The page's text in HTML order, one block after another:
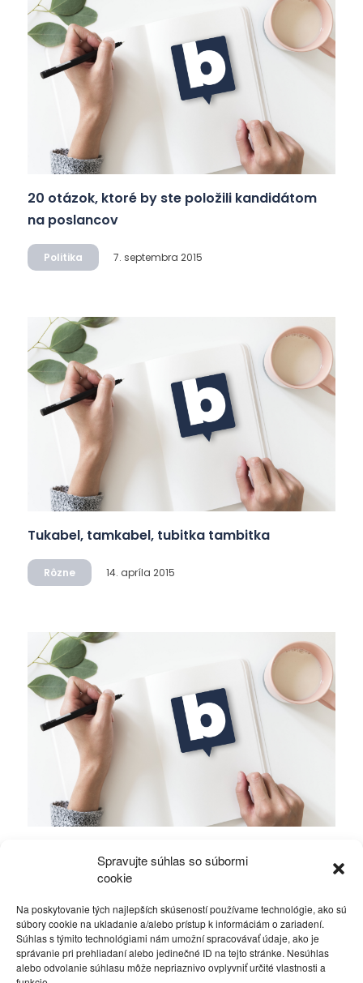
Spravujte súhlas so súbormi
cookie
Na poskytovanie tých najlepších skúseností používame technológie, ako sú
súbory cookie na ukladanie a/alebo prístup k informáciám o zariadení.
Súhlas s týmito technológiami nám umožní spracovávať údaje, ako je
správanie pri prehliadaní alebo jedinečné ID na tejto stránke. Nesúhlas
alebo odvolanie súhlasu môže nepriaznivo ovplyvniť určité vlastnosti a
20 otázok, ktoré by ste položili kandidátom
na poslancov
Politika 7. septembra 2015
Tukabel, tamkabel, tubitka tambitka
Rôzne 14. apríla 2015
Politika 6. februára 2015